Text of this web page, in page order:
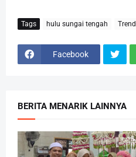
Tags hulu sungai tengah Trend
Facebook
BERITA MENARIK LAINNYA